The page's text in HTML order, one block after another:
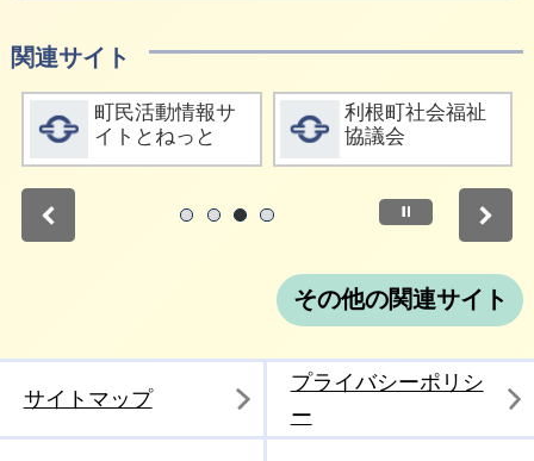
関連サイト
詳細をみる
町民活動情報サ
イトとねっと
詳細をみる
利根町社会福祉
協議会
停止
その他の関連サイト
サイトマップ
プライバシーポリシ
ー